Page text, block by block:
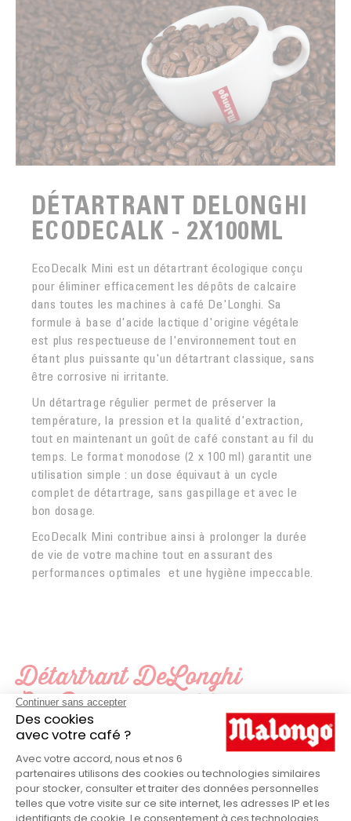
DÉTARTRANT DELONGHI
ECODECALK - 2X100ML
EcoDecalk Mini est un détartrant écologique conçu
pour éliminer efficacement les dépôts de calcaire
dans toutes les machines à café De'Longhi. Sa
formule à base d'acide lactique d'origine végétale
est plus respectueuse de l'environnement tout en
étant plus puissante qu'un détartrant classique, sans
être corrosive ni irritante.
Un détartrage régulier permet de préserver la
température, la pression et la qualité d'extraction,
tout en maintenant un goût de café constant au fil du
temps. Le format monodose (2 x 100 ml) garantit une
utilisation simple : un dose équivaut à un cycle
complet de détartrage, sans gaspillage et avec le
bon dosage.
EcoDecalk Mini contribue ainsi à prolonger la durée
de vie de votre machine tout en assurant des
performances optimales et une hygiène impeccable.
Détartrant DeLonghi
EcoDecalk - 2x100ml en détail
MARQUE Delonghi
PRODUITS Kit